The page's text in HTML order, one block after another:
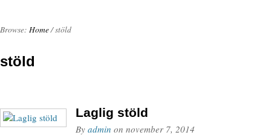
Browse: Home/stöld
stöld
Laglig stöld
By admin on november 7, 2014